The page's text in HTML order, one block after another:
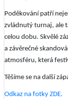
Poděkování patří
zvládnutý turnaj, ale
celou dobu. Skvělé
a závěrečné
atmosféru, která
Těšíme se na další
Odkaz na fotky ZDE.